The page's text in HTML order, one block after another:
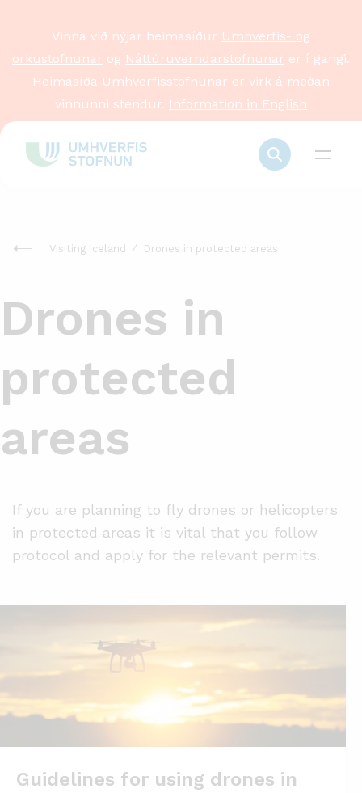
Vinna við nýjar heimasíður Umhverfis- og
orkustofnunar og Náttúruverndarstofnunar er í gangi.
Heimasíða Umhverfisstofnunar er virk á meðan
vinnunni stendur. Information in English
Visiting Iceland Drones in protected areas
Drones in
protected
areas
If you are planning to fly drones or helicopters
in protected areas it is vital that you follow
protocol and apply for the relevant permits.
Guidelines for using drones in